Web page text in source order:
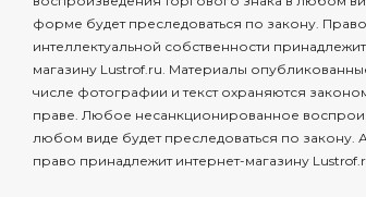
форме будет преследоваться по закону. Право
интеллектуальной собственности
магазину Lustrof.ru. Материалы
числе фотографии и текст охраняются
праве. Любое несанкционированное
любом виде будет преследоваться по закону.
право принадлежит интернет-магазину